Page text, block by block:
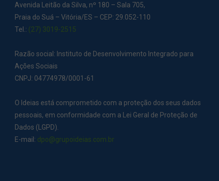
Avenida Leitão da Silva, nº 180 – Sala 705,
Praia do Suá – Vitória/ES – CEP: 29.052-110
Tel.: (27) 3019-2515
Razão social: Instituto de Desenvolvimento Integrado para
Ações Sociais
CNPJ: 04774978/0001-61
O Ideias está comprometido com a proteção dos seus dados
pessoais, em conformidade com a Lei Geral de Proteção de
Dados (LGPD).
E-mail: dpo@grupoideias.com.br